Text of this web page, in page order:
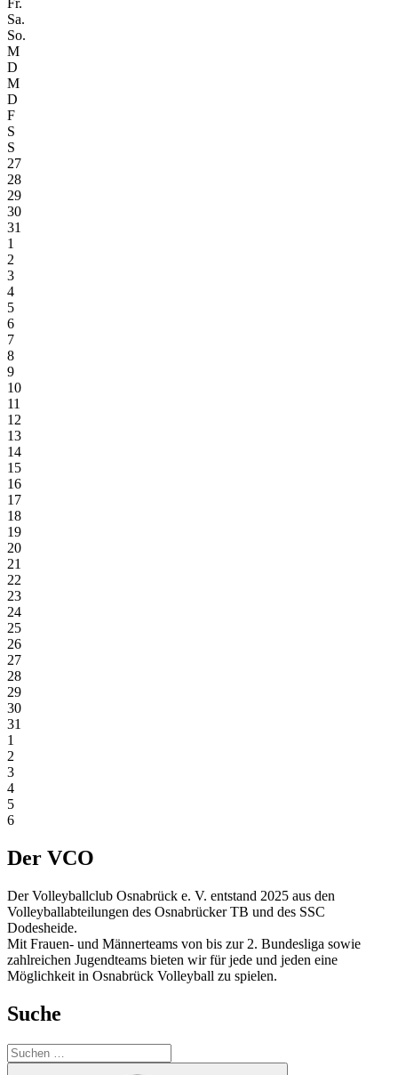
Fr.
Sa.
So.
M
D
M
D
F
S
S
27
28
29
30
31
1
2
3
4
5
6
7
8
9
10
11
12
13
14
15
16
17
18
19
20
21
22
23
24
25
26
27
28
29
30
31
1
2
3
4
5
6
Der VCO
Der Volleyballclub Osnabrück e. V. entstand 2025 aus den
Volleyballabteilungen des Osnabrücker TB und des SSC
Dodesheide.
Mit Frauen- und Männerteams von bis zur 2. Bundesliga sowie
zahlreichen Jugendteams bieten wir für jede und jeden eine
Möglichkeit in Osnabrück Volleyball zu spielen.
Suche
Suchen
nach: